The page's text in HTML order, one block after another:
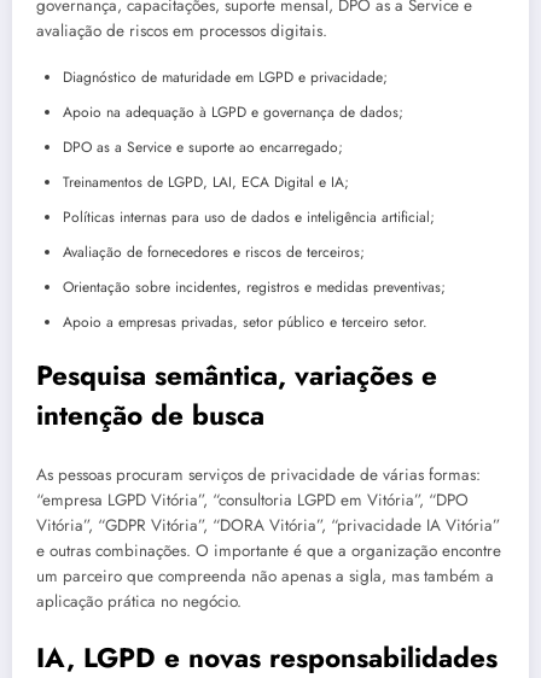
governança, capacitações, suporte mensal, DPO as a Service e
avaliação de riscos em processos digitais.
Diagnóstico de maturidade em LGPD e privacidade;
Apoio na adequação à LGPD e governança de dados;
DPO as a Service e suporte ao encarregado;
Treinamentos de LGPD, LAI, ECA Digital e IA;
Políticas internas para uso de dados e inteligência artificial;
Avaliação de fornecedores e riscos de terceiros;
Orientação sobre incidentes, registros e medidas preventivas;
Apoio a empresas privadas, setor público e terceiro setor.
Pesquisa semântica, variações e
intenção de busca
As pessoas procuram serviços de privacidade de várias formas:
“empresa LGPD Vitória”, “consultoria LGPD em Vitória”, “DPO
Vitória”, “GDPR Vitória”, “DORA Vitória”, “privacidade IA Vitória”
e outras combinações. O importante é que a organização encontre
um parceiro que compreenda não apenas a sigla, mas também a
aplicação prática no negócio.
IA, LGPD e novas responsabilidades